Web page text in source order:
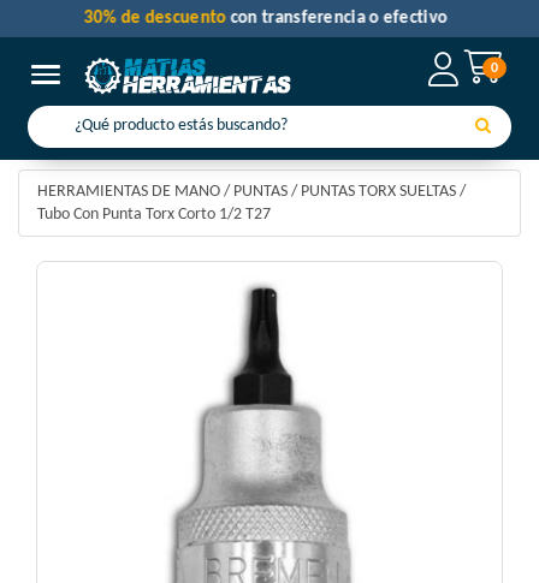
0
Toggle navigation
30% de descuentocon transferencia o efectivo
HERRAMIENTAS DE MANO / PUNTAS / PUNTAS TORX SUELTAS /
Tubo Con Punta Torx Corto 1/2 T27